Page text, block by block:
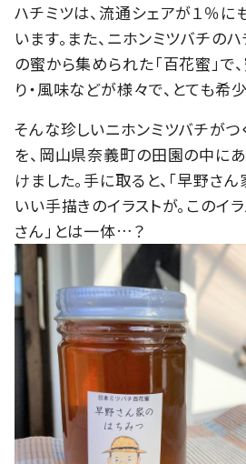
ハチミツは、流通シェアが１％
います。また、ニホンミツバチの
の蜜から集められた「百花蜜」で
り・風味などが様々で、とても希
そんな珍しいニホンミツバチがつ
を、岡山県奈義町の田園の中にあ
けました。手に取ると、「早野さ
いい手描きのイラストが。このイ
さん」とは一体…？